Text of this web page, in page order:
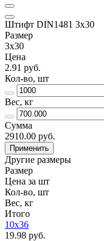
Штифт DIN1481 3х30
Размер
3х30
Цена
2.91 руб.
Кол-во, шт
Вес, кг
Сумма
2910.00 руб.
Применить
Другие размеры
Размер
Цена за шт
Кол-во, шт
Вес, кг
Итого
10х36
19.98 руб.